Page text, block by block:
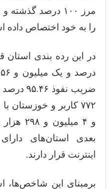
را به خود اختصاص داده
بعدی استان‌های
اینترنت قرار دارند.
برمبنای این شاخص‌ها،